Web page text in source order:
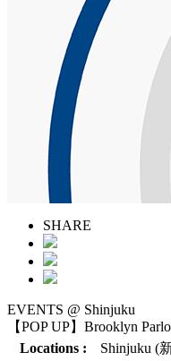
SHARE
EVENTS @ Shinjuku
【POP UP】Brooklyn
Locations :
Shinjuku (